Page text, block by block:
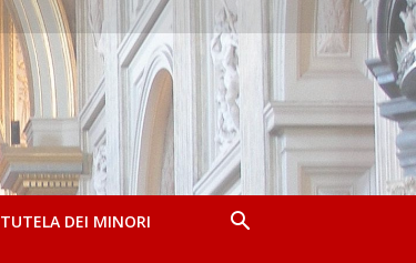
TUTELA DEI MINORI